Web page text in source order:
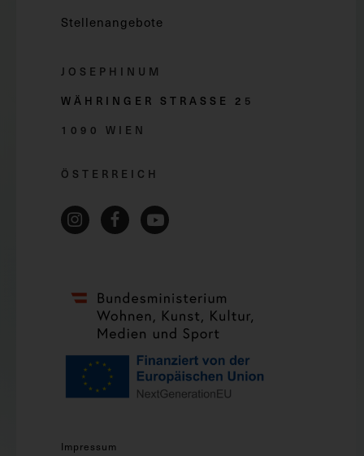
Stellenangebote
JOSEPHINUM
WÄHRINGER STRASSE 2 5
1090 WIEN
ÖSTERREICH
Impressum